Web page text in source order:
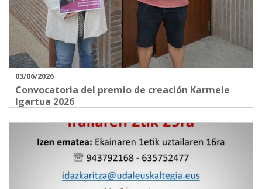
03/06/2026
Convocatoria del premio de creación Karmele
Igartua 2026